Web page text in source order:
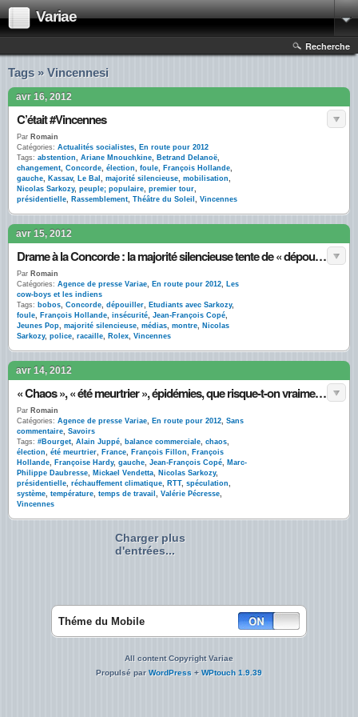
Variae
Recherche
Tags » Vincennesi
avr 16, 2012
C’était #Vincennes
Par Romain
Catégories: Actualités socialistes, En route pour 2012
Tags: abstention, Ariane Mnouchkine, Betrand Delanoë,
changement, Concorde, élection, foule, François Hollande,
gauche, Kassav, Le Bal , majorité silencieuse, mobilisation,
Nicolas Sarkozy, peuple; populaire, premier tour,
présidentielle, Rassemblement, Théâtre du Soleil , Vincennes
avr 15, 2012
Drame à la Concorde : la majorité silencieuse tente de « dépouiller » la Rolex de Sarkozy
Par Romain
Catégories: Agence de presse Variae, En route pour 2012, Les
cow-boys et les indiens
Tags: bobos, Concorde, dépouiller, Etudiants avec Sarkozy,
foule, François Hollande, insécurité, Jean-François Copé,
Jeunes Pop, majorité silencieuse, médias, montre, Nicolas
Sarkozy, police, racaille, Rolex, Vincennes
avr 14, 2012
« Chaos », « été meurtrier », épidémies, que risque-t-on vraiment en cas de victoire de la gauche ?
Par Romain
Catégories: Agence de presse Variae, En route pour 2012, Sans
commentaire, Savoirs
Tags: #Bourget, Alain Juppé, balance commerciale, chaos,
élection, été meurtrier, France, François Fillon, François
Hollande, Françoise Hardy, gauche, Jean-François Copé, Marc-
Philippe Daubresse, Mickael Vendetta, Nicolas Sarkozy,
présidentielle, réchauffement climatique, RTT, spéculation,
système, température, temps de travail , Valérie Pécresse,
Vincennes
Charger plus
d'entrées...
Théme du Mobile
All content Copyright Variae
Propulsé parWordPress + WPtouch 1.9.39